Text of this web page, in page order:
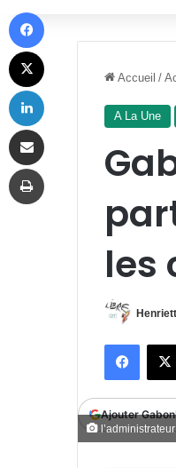
Accueil /
A La Une
les
Ajouter